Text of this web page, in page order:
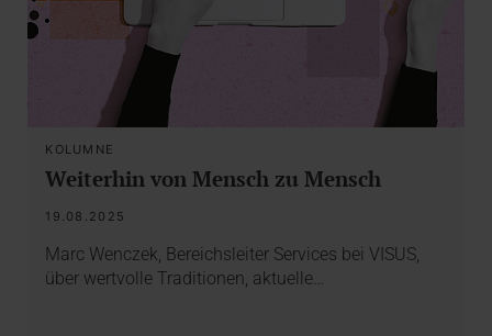
KOLUMNE
Weiterhin von Mensch zu Mensch
19.08.2025
Marc Wenczek, Bereichsleiter Services bei VISUS,
über wertvolle Traditionen, aktuelle…